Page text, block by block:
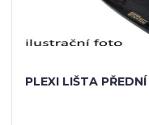
PLEXI LIŠTA